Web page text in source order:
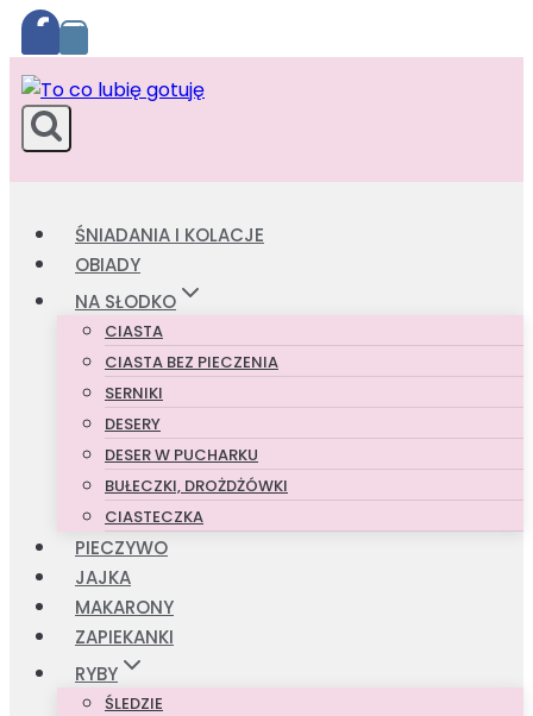
Przejdź
do
treści
ŚNIADANIA I KOLACJE
OBIADY
NA SŁODKO
CIASTA
CIASTA BEZ PIECZENIA
SERNIKI
DESERY
DESER W PUCHARKU
BUŁECZKI, DROŻDŻÓWKI
CIASTECZKA
PIECZYWO
JAJKA
MAKARONY
ZAPIEKANKI
RYBY
ŚLEDZIE